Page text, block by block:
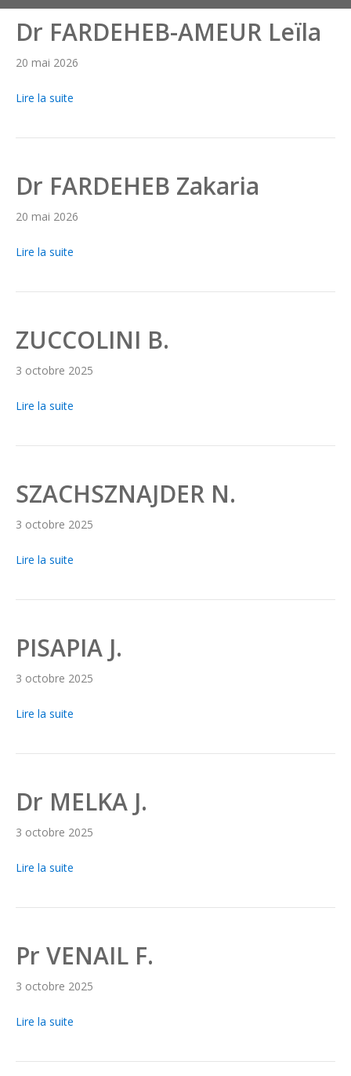
Dr FARDEHEB-AMEUR Leïla
20 mai 2026
Lire la suite
Dr FARDEHEB Zakaria
20 mai 2026
Lire la suite
ZUCCOLINI B.
3 octobre 2025
Lire la suite
SZACHSZNAJDER N.
3 octobre 2025
Lire la suite
PISAPIA J.
3 octobre 2025
Lire la suite
Dr MELKA J.
3 octobre 2025
Lire la suite
Pr VENAIL F.
3 octobre 2025
Lire la suite